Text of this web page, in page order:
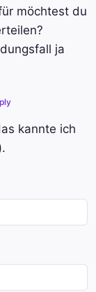
möchtest du
ja
kannte ich